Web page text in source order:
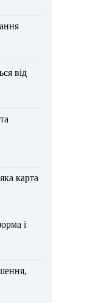
від
карта
і